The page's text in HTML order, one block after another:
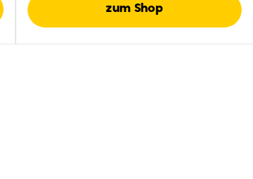
zum Shop